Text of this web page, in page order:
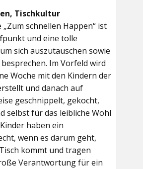
Tischkultur
schnellen Happen“ ist
und eine tolle
sich auszutauschen sowie
Im Vorfeld wird
Woche mit den Kindern der
und danach auf
geschnippelt, gekocht,
selbst für das leibliche Wohl
haben ein
wenn es darum geht,
kommt und tragen
Verantwortung für ein